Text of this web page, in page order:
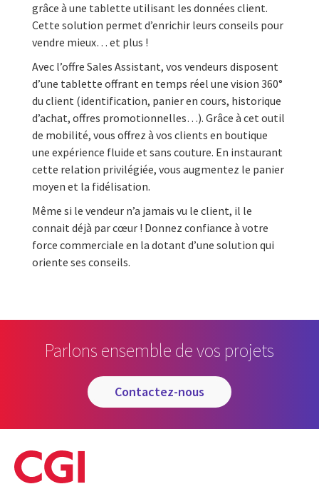
grâce à une tablette utilisant les données client.
Cette solution permet d’enrichir leurs conseils pour
vendre mieux… et plus !
Avec l’offre Sales Assistant, vos vendeurs disposent
d’une tablette offrant en temps réel une vision 360°
du client (identification, panier en cours, historique
d’achat, offres promotionnelles…). Grâce à cet outil
de mobilité, vous offrez à vos clients en boutique
une expérience fluide et sans couture. En instaurant
cette relation privilégiée, vous augmentez le panier
moyen et la fidélisation.
Même si le vendeur n’a jamais vu le client, il le
connait déjà par cœur ! Donnez confiance à votre
force commerciale en la dotant d’une solution qui
oriente ses conseils.
Parlons ensemble de vos projets
contactez-nous